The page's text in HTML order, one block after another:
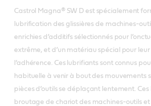
Castrol Magna® SW D est spécialement
lubrification des glissières de machines-
enrichies d’additifs sélectionnés pour
extrême, et d’un matériau spécial pour
l’adhérence. Ces lubrifiants sont connus
habituelle à venir à bout des mouvements
pièces d’outils se déplaçant lentement. Ces
broutage de chariot des machines-outils et